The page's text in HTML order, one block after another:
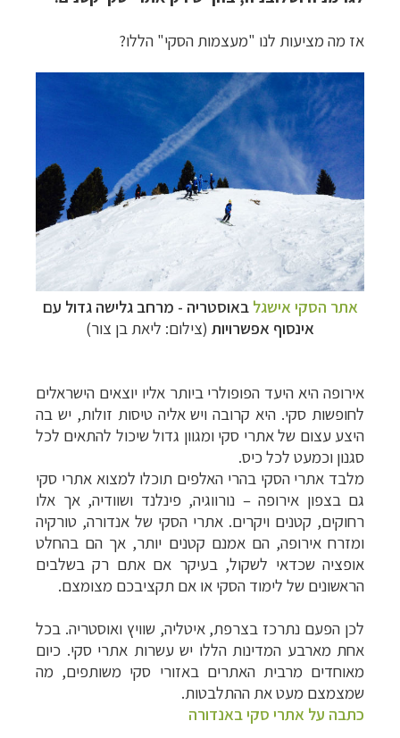
אז מה מציעות לנו "מעצמות הסקי" הללו?
אתר הסקי אישגל באוסטריה - מרחב גלישה גדול עם
אינסוף אפשרויות (צילום: ליאת בן צור)
אירופה היא היעד הפופולרי ביותר אליו יוצאים הישראלים
לחופשות סקי. היא קרובה ויש אליה טיסות זולות, יש בה
היצע עצום של אתרי סקי ומגוון גדול שיכול להתאים לכל
סגנון וכמעט לכל כיס.
מלבד אתרי הסקי בהרי האלפים תוכלו למצוא אתרי סקי
גם בצפון אירופה – נורווגיה, פינלנד ושוודיה, אך אלו
רחוקים, קטנים ויקרים. אתרי הסקי של אנדורה, טורקיה
ומזרח אירופה, הם אמנם קטנים יותר, אך הם בהחלט
אופציה שכדאי לשקול, בעיקר אם אתם רק בשלבים
הראשונים של לימוד הסקי או אם תקציבכם מצומצם.
לכן הפעם נתרכז בצרפת, איטליה, שוויץ ואוסטריה. בכל
אחת מארבע המדינות הללו יש עשרות אתרי סקי. כיום
מאוחדים מרבית האתרים באזורי סקי משותפים, מה
שמצמצם מעט את ההתלבטות.
כתבה על אתרי סקי באנדורה